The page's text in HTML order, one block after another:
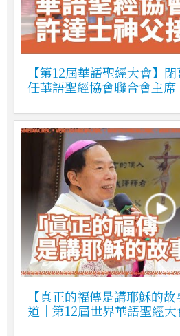
【第12屆華語聖經大會】
任華語聖經協會聯合會主席
【真正的福傳是講耶穌的
道｜第12屆世界華語聖經大